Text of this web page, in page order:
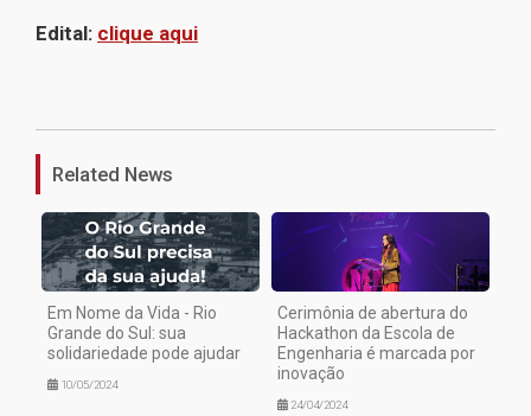
Edital: clique aqui
Related News
Em Nome da Vida - Rio
Grande do Sul: sua
solidariedade pode ajudar
10/05/2024
Cerimônia de abertura do
Hackathon da Escola de
Engenharia é marcada por
inovação
24/04/2024